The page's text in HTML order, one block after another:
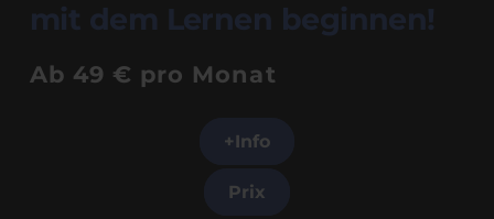
mit dem Lernen beginnen!
Ab 49 € pro Monat
+Info
Prix